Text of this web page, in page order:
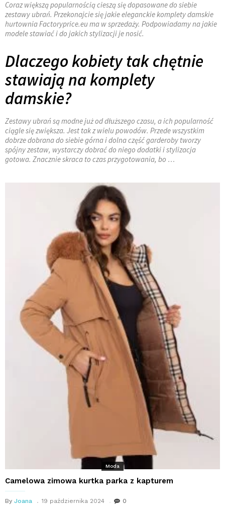
Coraz większą popularnością cieszą się dopasowane do siebie
zestawy ubrań. Przekonajcie się jakie eleganckie komplety damskie
hurtownia Factoryprice.eu ma w sprzedaży. Podpowiadamy na jakie
modele stawiać i do jakich stylizacji je nosić.
Dlaczego kobiety tak chętnie
stawiają na komplety
damskie?
Zestawy ubrań są modne już od dłuższego czasu, a ich popularność
ciągle się zwiększa. Jest tak z wielu powodów. Przede wszystkim
dobrze dobrana do siebie górna i dolna część garderoby tworzy
spójny zestaw, wystarczy dobrać do niego dodatki i stylizacja
gotowa. Znacznie skraca to czas przygotowania, bo …
Moda
Camelowa zimowa kurtka parka z kapturem
By Joana 19 października 2024 0